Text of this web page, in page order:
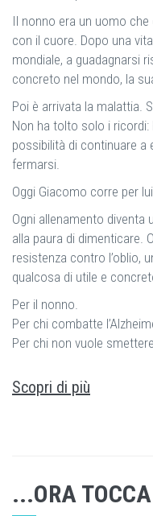
Il nonno era un uomo
con il cuore. Dopo una
mondiale, a guadagnarsi
concreto nel mondo, la
Poi è arrivata la malattia.
Non ha tolto solo i ricordi:
possibilità di continuare
fermarsi.
Oggi Giacomo corre per
Ogni allenamento diventa
alla paura di dimenticare.
resistenza contro l’oblio,
qualcosa di utile e
Per il nonno.
Per chi combatte
Per chi non vuole
Scopri di più
...ORA